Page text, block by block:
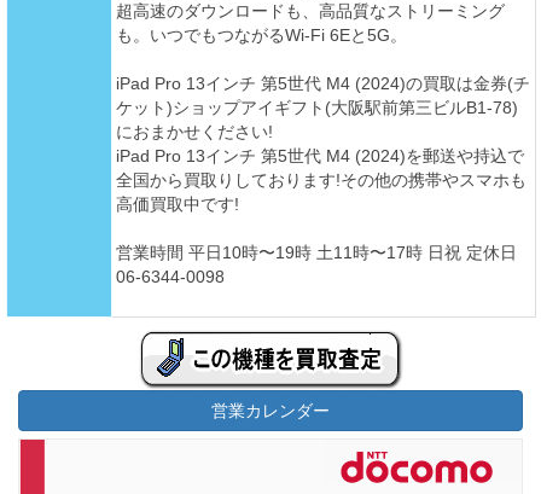
超高速のダウンロードも、高品質なストリーミング
も。いつでもつながるWi-Fi 6Eと5G。
iPad Pro 13インチ 第5世代 M4 (2024)の買取は金券(チ
ケット)ショップアイギフト(大阪駅前第三ビルB1-78)
におまかせください!
iPad Pro 13インチ 第5世代 M4 (2024)を郵送や持込で
全国から買取りしております!その他の携帯やスマホも
高価買取中です!
営業時間 平日10時〜19時 土11時〜17時 日祝 定休日
06-6344-0098
営業カレンダー